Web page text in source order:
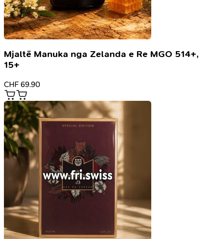
Mjaltë Manuka nga Zelanda e Re MGO 514+,
15+
CHF 69.90